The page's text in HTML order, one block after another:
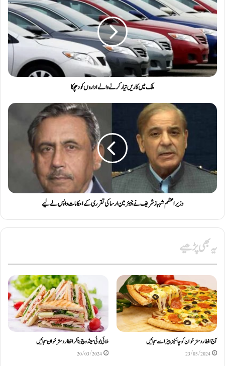
ملک میں کاریں تیار کرنے والے اداروں کو دھچکا
وزیر اعظم شہباز شریف نے چیئرمین ارسا کی تقرری کے احکامات واپس لے لیے
یہ بھی پڑھیے
آج افطار دسترخوان کو چائنیز پیزا سے سجائیں
23/03/2024
ملائی بوٹی سینڈوچ بناکر افطار دسترخوان سجائیں
20/03/2024